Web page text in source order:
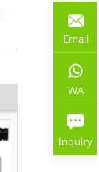
Email
WA
Inquiry